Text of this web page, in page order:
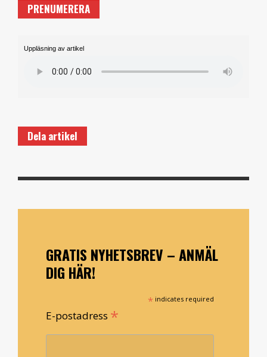
PRENUMERERA
Uppläsning av artikel
Dela artikel
GRATIS NYHETSBREV – ANMÄL
DIG HÄR!
* indicates required
E-postadress *